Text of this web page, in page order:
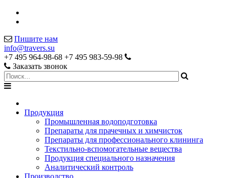
Пишите нам
info@travers.su
+7 495 964-98-68 +7 495 983-59-98
Заказать звонок
Продукция
Промышленная водоподготовка
Препараты для прачечных и химчисток
Препараты для профессионального клининга
Текстильно-вспомогательные вещества
Продукция специального назначения
Аналитический контроль
Производство